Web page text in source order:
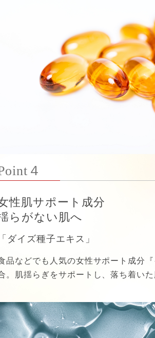
４
性肌サポート成分
らがない肌へ
ダイズ種子エキス」
品などでも人気の女性サポート成分
。肌揺らぎをサポートし、落ち着いた